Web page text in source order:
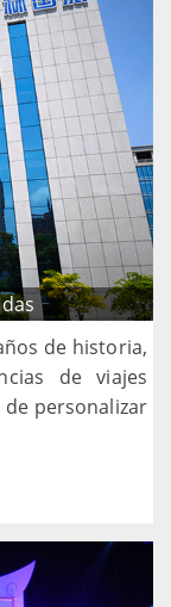
de historia,
de viajes
personalizar